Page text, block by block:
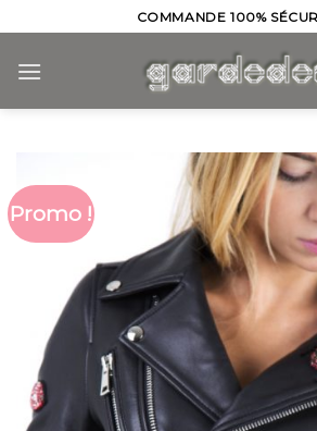
to
content
COMMANDE 100%
Promo !